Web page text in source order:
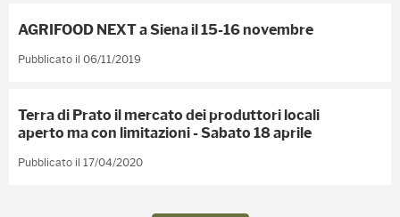
AGRIFOOD NEXT a Siena il 15-16 novembre
Pubblicato il 06/11/2019
Terra di Prato il mercato dei produttori locali
aperto ma con limitazioni - Sabato 18 aprile
Pubblicato il 17/04/2020